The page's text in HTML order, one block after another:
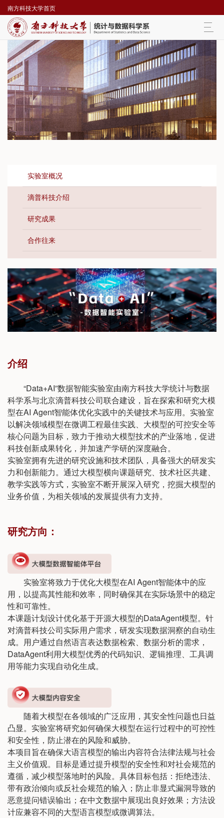
南方科技大学首页
实验室概况
滴普科技介绍
研究成果
合作往来
介绍
“Data+AI”数据智能实验室由南方科技大学统计与数据
科学系与北京滴普科技公司联合建设，旨在探索和研究大模
型在AI Agent智能体优化实践中的关键技术与应用。实验室
以解决领域模型在微调工程最佳实践、大模型的可控安全等
核心问题为目标，致力于推动大模型技术的产业落地，促进
科技创新成果转化，并加速产学研的深度融合。
实验室拥有先进的研究设施和技术团队，具备强大的研发实
力和创新能力。通过大模型横向课题研究、技术社区共建、
教学实践等方式，实验室不断开展深入研究，挖掘大模型的
业务价值，为相关领域的发展提供有力支持。
研究方向：
实验室将致力于优化大模型在AI Agent智能体中的应
用，以提高其性能和效率，同时确保其在实际场景中的稳定
性和可靠性。
本课题计划设计优化基于开源大模型的DataAgent模型。针
对滴普科技公司实际用户需求，研发实现数据洞察的自动生
成。用户通过自然语言表达数据检索、数据分析的需求，
DataAgent利用大模型优秀的代码知识、逻辑推理、工具调
用等能力实现自动化生成。
随着大模型在各领域的广泛应用，其安全性问题也日益
凸显。实验室将研究如何确保大模型在运行过程中的可控性
和安全性，防止潜在的风险和威胁。
本项目旨在确保大语言模型的输出内容符合法律法规与社会
主义价值观。目标是通过提升模型的安全性和对社会规范的
遵循，减少模型落地时的风险。具体目标包括：拒绝违法、
带有政治倾向或反社会规范的输入；防止非显式漏洞导致的
恶意提问错误输出；在中文数据中展现出良好效果；方法设
计应兼容不同的大型语言模型或微调算法。